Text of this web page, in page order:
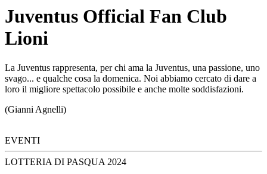
Juventus Official Fan Club
Lioni
La Juventus rappresenta, per chi ama la Juventus, una passione, uno
svago... e qualche cosa la domenica. Noi abbiamo cercato di dare a
loro il migliore spettacolo possibile e anche molte soddisfazioni.
(Gianni Agnelli)
EVENTI
LOTTERIA DI PASQUA 2024